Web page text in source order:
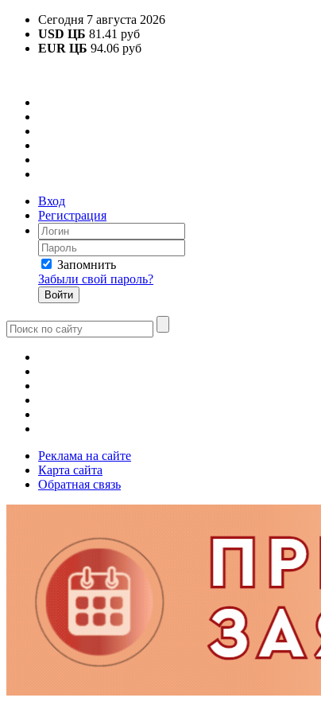
Сегодня 7 августа 2026
USD ЦБ 81.41 руб
EUR ЦБ 94.06 руб
Вход
Регистрация
Запомнить
Забыли свой пароль?
Реклама на сайте
Карта сайта
Обратная связь